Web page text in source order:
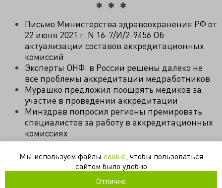
Письмо Министерства здравоохранения РФ от
22 июня 2021 г. N 16-7/И/2-9456 Об
актуализации составов аккредитационных
комиссий
Эксперты ОНФ: в России решены далеко не
все проблемы аккредитации медработников
Мурашко предложил поощрять медиков за
участие в проведении аккредитации
Минздрав попросил регионы премировать
специалистов за работу в аккредитационных
комиссиях
аккредитация комиссия минздрав
оплата труда
Мы используем файлы cookie , чтобы пользоваться
сайтом было удобно
Отлично